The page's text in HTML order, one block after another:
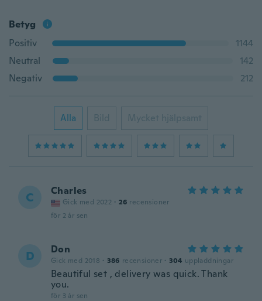
Betyg
Positiv
1144
Neutral
142
Negativ
212
Alla Bild Mycket hjälpsamt
C Charles
Gick med 2022 · 26 recensioner
för 2 år sen
D Don
Gick med 2018 · 386 recensioner · 304 uppladdningar
Beautiful set , delivery was quick. Thank
you.
för 3 år sen